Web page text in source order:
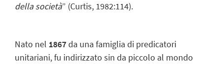
della società” (Curtis, 1982:114).
Nato nel 1867da una famiglia di predicatori
unitariani, fu indirizzato sin da piccolo al mondo